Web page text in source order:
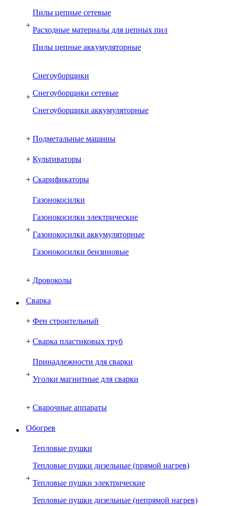
+
Пилы цепные сетевые
Расходные материалы для цепных пил
Пилы цепные аккумуляторные
+
Снегоуборщики
Снегоуборщики сетевые
Снегоуборщики аккумуляторные
+ Подметальные машины
+ Культиваторы
+ Скарификаторы
+
Газонокосилки
Газонокосилки электрические
Газонокосилки аккумуляторные
Газонокосилки бензиновые
+ Дровоколы
Сварка
+ Фен строительный
+ Сварка пластиковых труб
+
Принадлежности для сварки
Уголки магнитные для сварки
+ Сварочные аппараты
Обогрев
+
Тепловые пушки
Тепловые пушки дизельные (прямой нагрев)
Тепловые пушки электрические
Тепловые пушки дизельные (непрямой нагрев)